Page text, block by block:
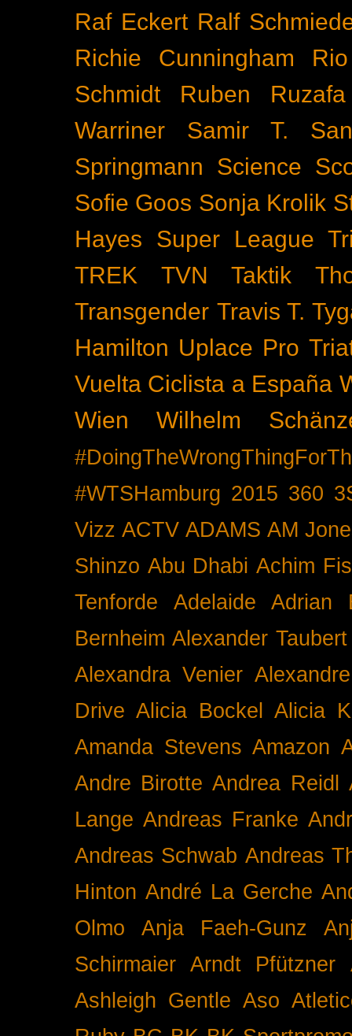
Raf Eckert Ralf
Richie Cunningham
Rio
Schmidt
Ruben Ruzafa
Warriner
Samir T.
Springmann
Science
Sofie Goos Sonja Krolik
Hayes
Super League
TREK
TVN Taktik
Transgender Travis T.
Hamilton Uplace Pro
Vuelta Ciclista a España
Wien
Wilhelm
#WTSHamburg 2015 360
Vizz ACTV ADAMS AM
Shinzo Abu Dhabi Achim
Tenforde
Adelaide
Adrian
Bernheim Alexander Taubert
Alexandra Venier
Drive Alicia Bockel
Alicia
Amanda Stevens Amazon
Andre Birotte Andrea Reidl
Lange Andreas Franke
Andreas Schwab Andreas
Hinton André La Gerche
Olmo
Anja Faeh-Gunz
Schirmaier
Arndt Pfützner
Ashleigh Gentle Aso